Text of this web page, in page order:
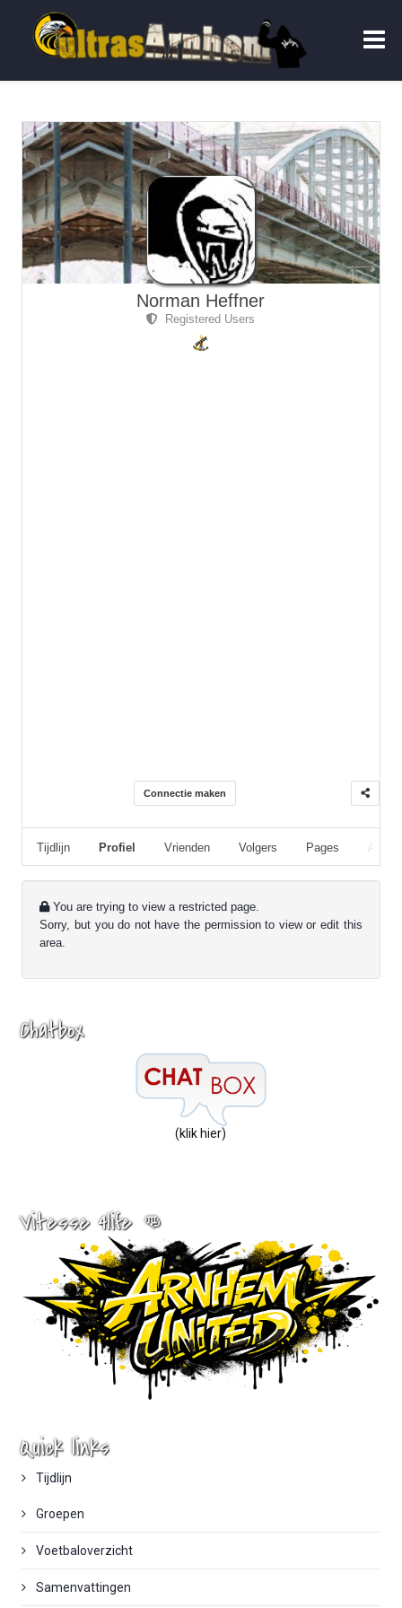
Norman Heffner
Registered Users
Connectie maken
Tijdlijn Profiel Vrienden Volgers Pages
You are trying to view a restricted page.
Sorry, but you do not have the permission to view or edit this
area.
Chatbox
(klik hier)
Vitesse 4life 👊
Quick links
Tijdlijn
Groepen
Voetbaloverzicht
Samenvattingen